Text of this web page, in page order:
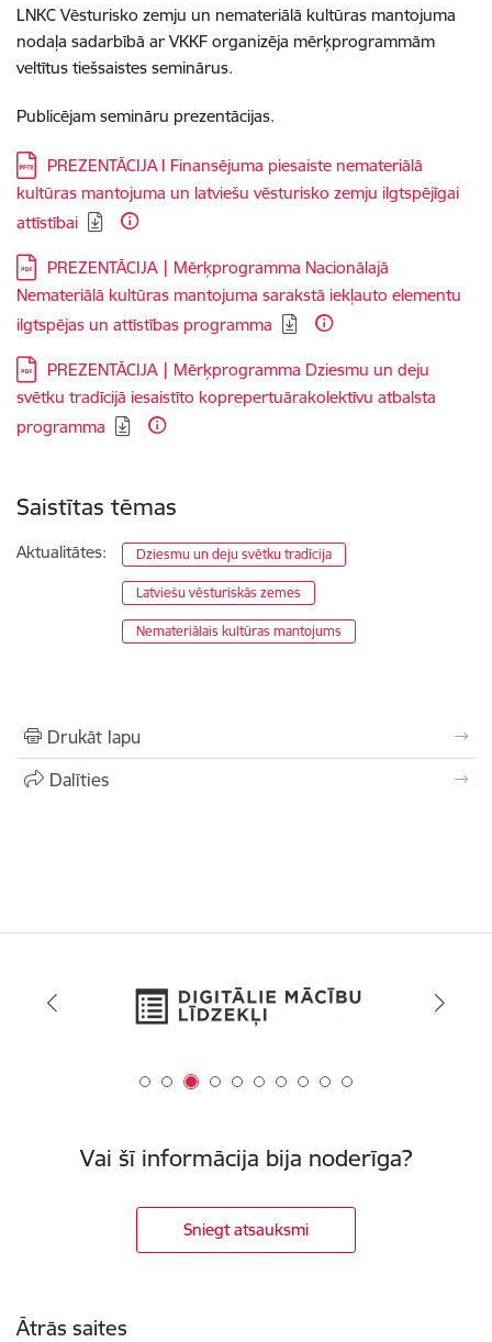
LNKC Vēsturisko zemju un nemateriālā kultūras mantojuma
nodaļa sadarbībā ar VKKF organizēja mērķprogrammām
veltītus tiešsaistes seminārus.
Publicējam semināru prezentācijas.
Lejupielādēt:
PREZENTĀCIJA I Finansējuma piesaiste nemateriālā
kultūras mantojuma un latviešu vēsturisko zemju ilgtspējīgai
attīstībai
Lejupielādēt:
PREZENTĀCIJA | Mērķprogramma Nacionālajā
Nemateriālā kultūras mantojuma sarakstā iekļauto elementu
ilgtspējas un attīstības programma
Lejupielādēt:
PREZENTĀCIJA | Mērķprogramma Dziesmu un deju
svētku tradīcijā iesaistīto koprepertuārakolektīvu atbalsta
programma
Saistītas tēmas
Aktualitātes: Dziesmu un deju svētku tradīcija
Latviešu vēsturiskās zemes
Nemateriālais kultūras mantojums
Drukāt lapu
Dalīties
Vai šī informācija bija noderīga?
Sniegt atsauksmi
Ātrās saites